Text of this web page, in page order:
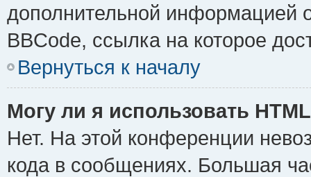
дополнительной информацией
BBCode, ссылка на которое
Вернуться к началу
Могу ли я использовать
Нет. На этой конференции
кода в сообщениях. Большая